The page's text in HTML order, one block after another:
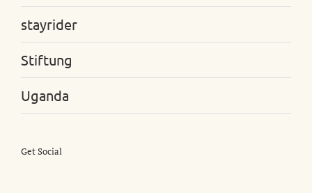
stayrider
Stiftung
Uganda
Get Social